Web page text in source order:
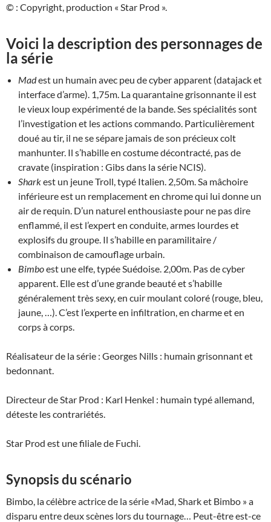
© : Copyright, production « Star Prod ».
Voici la description des personnages de
la série
Madest un humain avec peu de cyber apparent (datajack et
interface d’arme). 1,75m. La quarantaine grisonnante il est
le vieux loup expérimenté de la bande. Ses spécialités sont
l’investigation et les actions commando. Particulièrement
doué au tir, il ne se sépare jamais de son précieux colt
manhunter. Il s’habille en costume décontracté, pas de
cravate (inspiration : Gibs dans la série NCIS).
Sharkest un jeune Troll, typé Italien. 2,50m. Sa mâchoire
inférieure est un remplacement en chrome qui lui donne un
air de requin. D’un naturel enthousiaste pour ne pas dire
enflammé, il est l’expert en conduite, armes lourdes et
explosifs du groupe. Il s’habille en paramilitaire /
combinaison de camouflage urbain.
Bimboest une elfe, typée Suédoise. 2,00m. Pas de cyber
apparent. Elle est d’une grande beauté et s’habille
généralement très sexy, en cuir moulant coloré (rouge, bleu,
jaune, …). C’est l’experte en infiltration, en charme et en
corps à corps.
Réalisateur de la série : Georges Nills : humain grisonnant et
bedonnant.
Directeur de Star Prod : Karl Henkel : humain typé allemand,
déteste les contrariétés.
Star Prod est une filiale de Fuchi.
Synopsis du scénario
Bimbo, la célèbre actrice de la série «Mad, Shark et Bimbo » a
disparu entre deux scènes lors du tournage… Peut-être est-ce